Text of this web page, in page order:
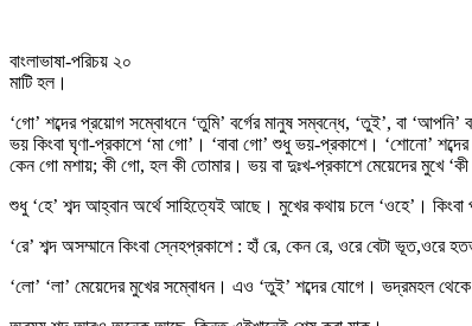
বাংলাভাষা-পরিচয় ২০
মাটি হল।
‘গো’ শব্দের প্রয়োগ সম্বোধনে ‘তুমি’ বর্গের মানুষ সম্বন্ধে, ‘তুই’, বা
ভয় কিংবা ঘৃণা-প্রকাশে ‘মা গো’। ‘বাবা গো’ শুধু ভয়-প্রকাশে। ‘শোনো’
কেন গো মশায়; কী গো, হল কী তোমার। ভয় বা দুঃখ-প্রকাশে মেয়েদের মুখে
শুধু ‘হে’ শব্দ আহ্বান অর্থে সাহিত্যেই আছে। মুখের কথায় চলে ‘ওহে’।
‘রে’ শব্দ অসম্মানে কিংবা স্নেহপ্রকাশে : হাঁ রে, কেন রে, ওরে বেটা ভূত,ওরে
‘লো’ ‘লা’ মেয়েদের মুখের সম্বোধন। এও ‘তুই’ শব্দের যোগে। ভদ্রমহল